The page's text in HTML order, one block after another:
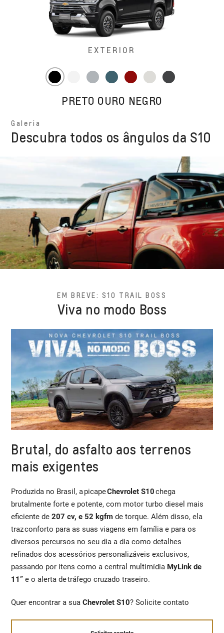
EXTERIOR
PRETO OURO NEGRO
Galeria
Descubra todos os ângulos da S10
EM BREVE: S10 TRAIL BOSS
Viva no modo Boss
Brutal, do asfalto aos terrenos
mais exigentes
Produzida no Brasil, a picapeChevrolet S10chega
brutalmente forte e potente, com motor turbo diesel mais
eficiente de207 cv, e 52 kgfm de torque. Além disso, ela
traz conforto para as suas viagens em família e para os
diversos percursos no seu dia a dia como detalhes
refinados dos acessórios personalizáveis exclusivos,
passando por itens como a central multimídia MyLink de
11” e o alerta de tráfego cruzado traseiro.
Quer encontrar a suaChevrolet S10? Solicite contato